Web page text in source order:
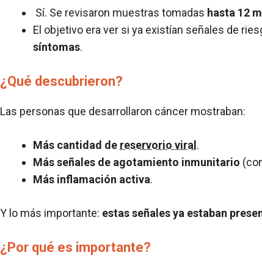
Sí. Se revisaron muestras tomadas hasta 12
El objetivo era ver si ya existían señales de
síntomas.
¿Qué descubrieron?
Las personas que desarrollaron cáncer mostraban:
Más cantidad de reservorio viral .
Más señales de agotamiento inmunitario
Más inflamación activa.
Y lo más importante: estas señales ya estaban
¿Por qué es importante?